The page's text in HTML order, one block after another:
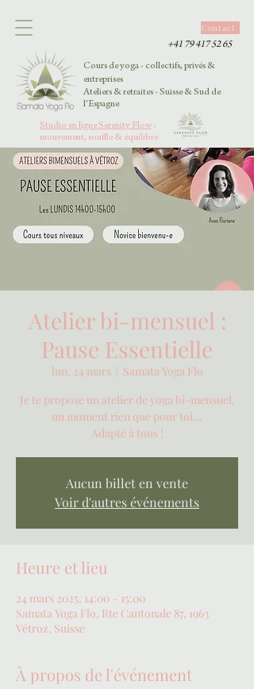
Contact
+41 79 417 52 65
Cours de yoga - collectifs, privés &
entreprises
Ateliers & retraites - Suisse & Sud de
l'Espagne
Studio en ligne Serenity Flow :
mouvement, souffle & équilibre
Atelier bi-mensuel :
Pause Essentielle
lun. 24 mars
  |
Samata Yoga Flo
Je te propose un atelier de yoga bi-mensuel,
un moment rien que pour toi...
Adapté à tous !
Aucun billet en vente
Voir d'autres événements
Heure et lieu
24 mars 2025, 14:00 – 15:00
Samata Yoga Flo, Rte Cantonale 87, 1963
Vétroz, Suisse
À propos de l'événement